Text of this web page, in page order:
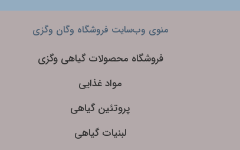
منوی وب‌سایت فروشگاه وگان وگزی
فروشگاه محصولات گیاهی وگزی
مواد غذایی
پروتئین گیاهی
لبنیات گیاهی